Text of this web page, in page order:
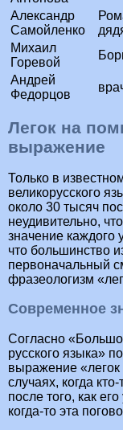
Александр
Самойленко
Михаил
Горевой
Андрей
Федорцов
Легок на
выражение
Только в
великорусского
около 30 тысяч
неудивительно,
значение каждого
что большинство
первоначальный
фразеологизм
Современное
Согласно
русского языка»
выражение «легок
случаях, когда
после того, как
когда-то эта